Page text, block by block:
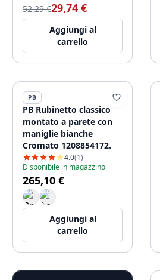
52,29 €29,74 €
Aggiungi al
carrello
PB
PB Rubinetto classico
montato a parete con
maniglie bianche
Cromato 1208854172.
4.0(1)
Disponibile in magazzino
265,10 €
Aggiungi al
carrello